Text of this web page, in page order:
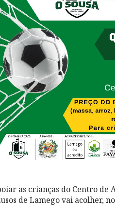
as crianças do Centro
de Lamego vai acolher,